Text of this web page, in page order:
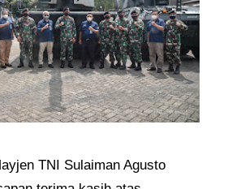
TNI Sulaiman Agusto